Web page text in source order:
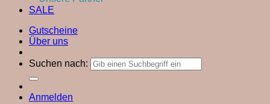
SALE
Gutscheine
Über uns
Suchen nach:
Anmelden